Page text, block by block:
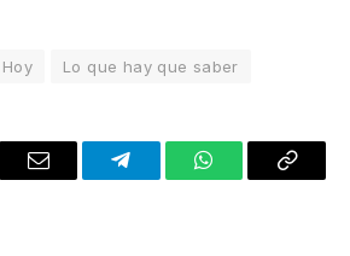
Hoy Lo que hay que saber
Email TelegramWhatsAppCopy